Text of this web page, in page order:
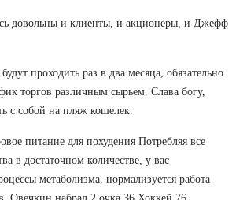
довольны и клиенты, и акционеры, и Джефф
проходить раз в два месяца, обязательно
торгов различным сырьем. Слава богу,
с собой на пляж кошелек.
питание для похудения Потребляя все
в достаточном количестве, у вас
метаболизма, нормализуется работа